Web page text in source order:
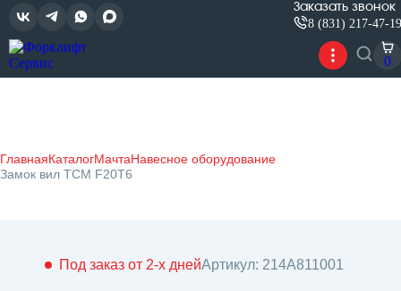
Заказать звонок
8 (831) 217-47-19
0
ГлавнаяКаталогМачтаНавесное оборудование
Замок вил TCM F20T6
Под заказ от 2-х днейАртикул: 214A811001